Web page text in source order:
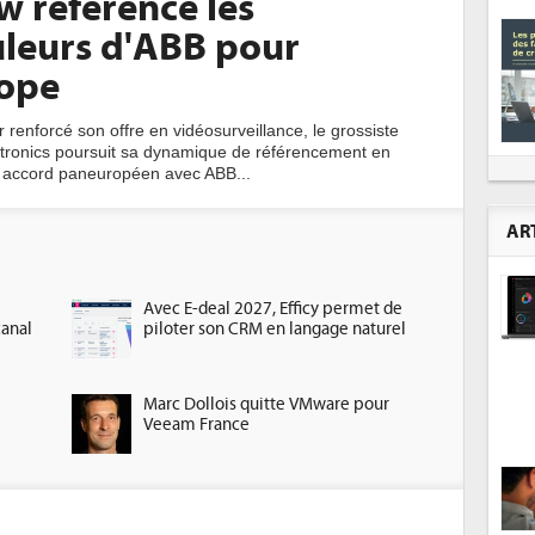
d'ABB pour
renforcé son offre en vidéosurveillance, le grossiste
poursuit sa dynamique de référencement en
paneuropéen avec ABB...
Avec E-deal 2027, Efficy permet de
piloter son CRM en langage naturel
Marc Dollois quitte VMware pour
Veeam France